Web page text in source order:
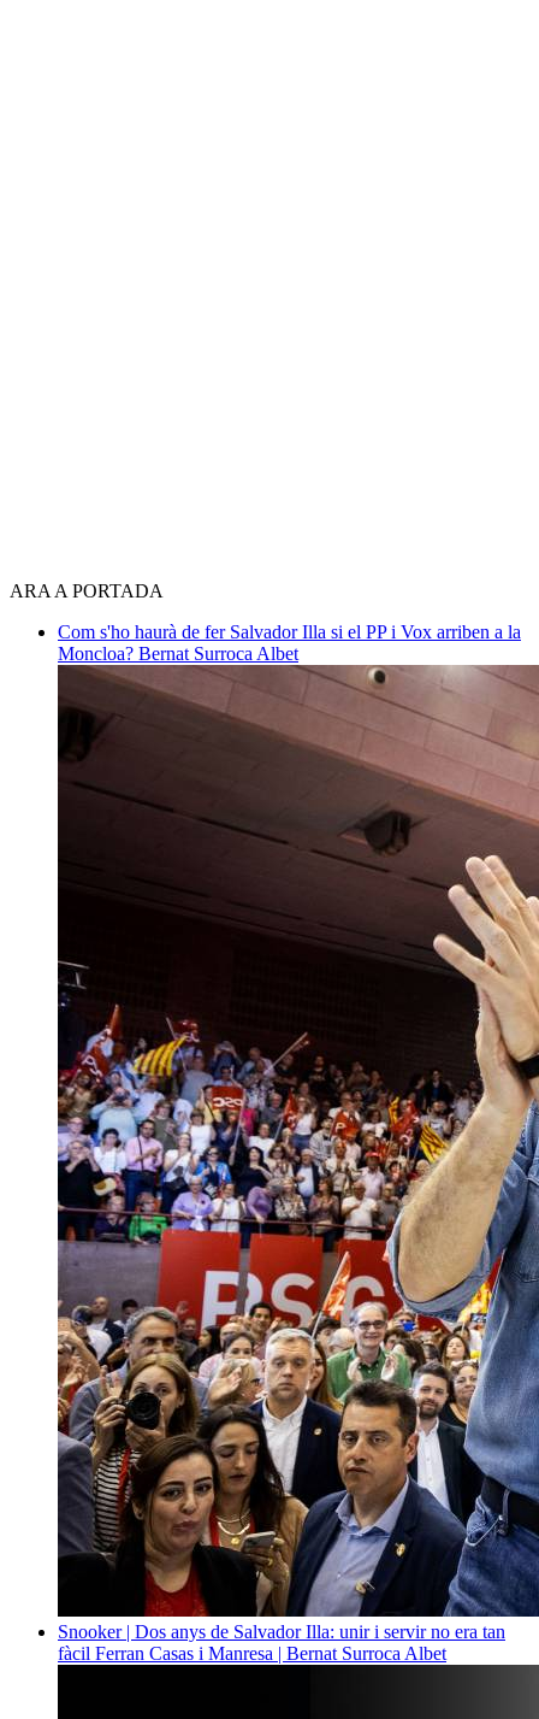
ARA A PORTADA
Com s'ho haurà de fer Salvador Illa si el PP i Vox arriben a la
Moncloa? Bernat Surroca Albet
Snooker | Dos anys de Salvador Illa: unir i servir no era tan
fàcil Ferran Casas i Manresa | Bernat Surroca Albet